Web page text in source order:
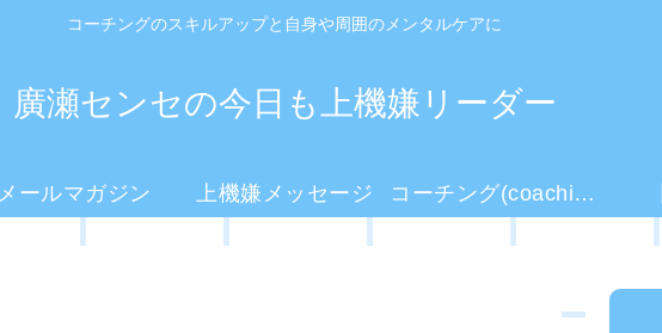
コーチングのスキルアップと自身や周囲のメンタルケアに
廣瀬センセの今日も上機嫌リーダー
メールマガジン 上機嫌メッセージ コーチング(coaching)とは？